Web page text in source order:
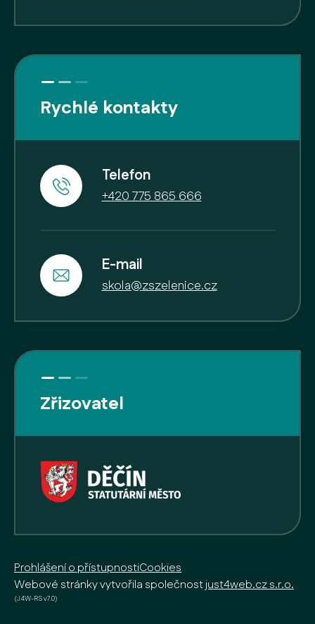
Rychlé kontakty
Telefon
+420 775 865 666
E-mail
skola@zszelenice.cz
Zřizovatel
Prohlášení o přístupnostiCookies
Webové stránky vytvořila společnostjust4web.cz s.r.o.
(J4W-RS v7.0)